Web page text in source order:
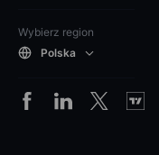
Wybierz region
Polska